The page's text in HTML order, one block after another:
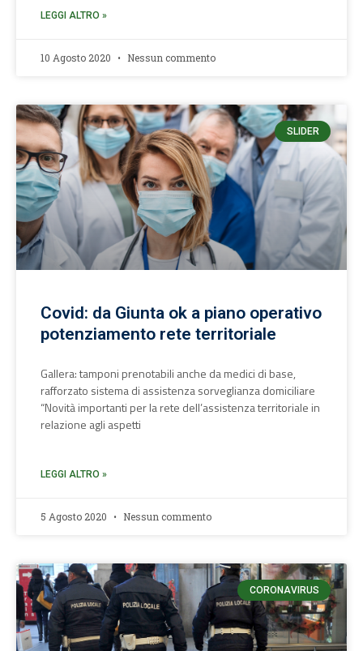
LEGGI ALTRO »
10 Agosto 2020 Nessun commento
SLIDER
Covid: da Giunta ok a piano operativo
potenziamento rete territoriale
Gallera: tamponi prenotabili anche da medici di base,
rafforzato sistema di assistenza sorveglianza domiciliare
“Novità importanti per la rete dell’assistenza territoriale in
relazione agli aspetti
LEGGI ALTRO »
5 Agosto 2020 Nessun commento
CORONAVIRUS